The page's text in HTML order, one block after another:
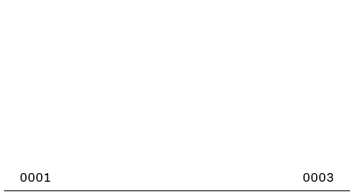
0001 0003